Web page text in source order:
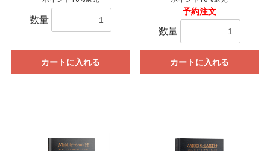
数量
カートに入れる
予約注文
数量
カートに入れる